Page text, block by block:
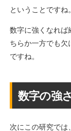
ということですね。
数字に強くなれば
ちらか一方でも欠
ですね。
数字の強
次にこの研究で